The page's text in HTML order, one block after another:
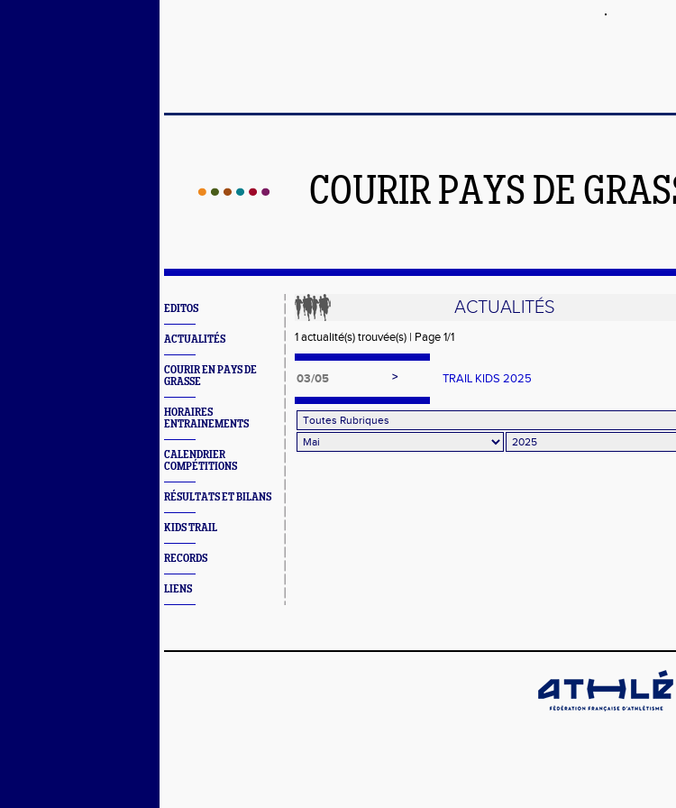
COURIR PAYS DE
EDITOS
ACTUALITÉS
COURIR EN PAYS DE
GRASSE
HORAIRES
ENTRAINEMENTS
CALENDRIER
COMPÉTITIONS
RÉSULTATS ET BILANS
KIDS TRAIL
RECORDS
LIENS
ACTUALITÉS
1 actualité(s) trouvée(s) | Page 1/1
03/05 > TRAIL KIDS 2025